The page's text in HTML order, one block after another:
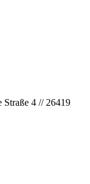
Straße 4 // 26419